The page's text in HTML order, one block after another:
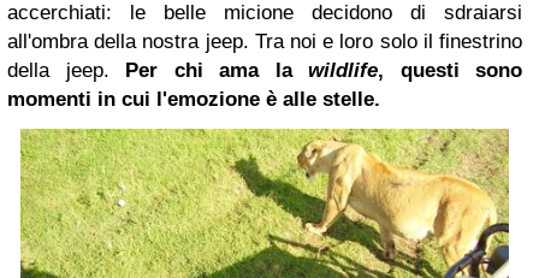
accerchiati: le belle micione decidono di sdraiarsi
all'ombra della nostra jeep. Tra noi e loro solo il finestrino
della jeep.
Per chi ama la wildlife, questi sono
momenti in cui l'emozione è alle stelle.